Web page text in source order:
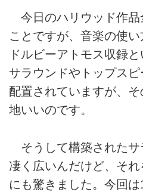
今日のハリウッド作品
ことですが、音楽の使い
ドルビーアトモス収録
サラウンドやトップス
配置されていますが、
地いいのです。
そうして構築されたサ
凄く広いんだけど、そ
にも驚きました。今回